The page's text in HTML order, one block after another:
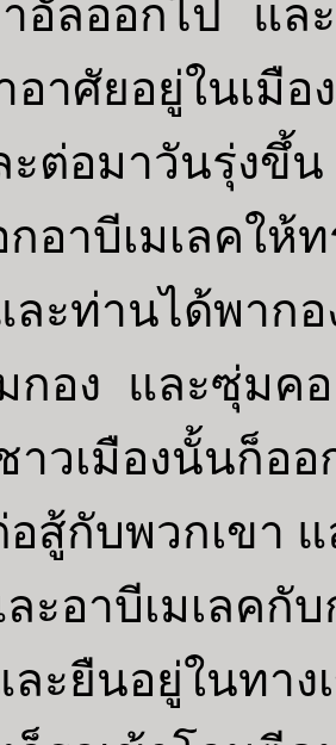
อัลออกไป แล
อาศัยอยู่ในเมือ
ะต่อมาวันรุ่งขึ้
อาบีเมเลคให้
ะท่านได้พาก
กอง และซุ่มค
าวเมืองนั้นก็อ
สู้กับพวกเขา แ
ะอาบีเมเลคกั
ะยืนอยู่ในทาง